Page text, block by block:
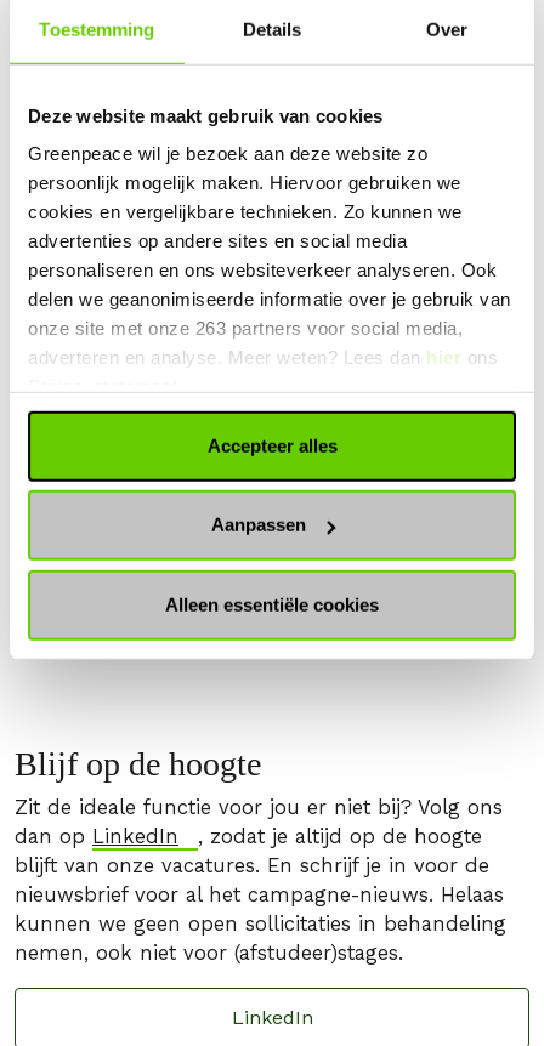
Toestemming Details Over
Deze website maakt gebruik van cookies
Greenpeace wil je bezoek aan deze website zo
persoonlijk mogelijk maken. Hiervoor gebruiken we
cookies en vergelijkbare technieken. Zo kunnen we
advertenties op andere sites en social media
personaliseren en ons websiteverkeer analyseren. Ook
delen we geanonimiseerde informatie over je gebruik van
onze site met onze 263 partners voor social media,
adverteren en analyse. Meer weten? Lees dan hier ons
Accepteer alles
Aanpassen
Alleen essentiële cookies
Doorlopende vrijwilligersfuncties
In een rubberboot over een woeste Noordzee varen
of de enorme koepel van de kerncentrale in
Borssele bedwingen? De bouwplaats van een
kolencentrale bezetten? Of liever tijdens
evenementen het publiek…
Greenpeace Nederland
23 maart 2026
Blijf op de hoogte
Zit de ideale functie voor jou er niet bij? Volg ons
dan op LinkedIn
, zodat je altijd op de hoogte
blijft van onze vacatures. En schrijf je in voor de
nieuwsbrief voor al het campagne-nieuws. Helaas
kunnen we geen open sollicitaties in behandeling
nemen, ook niet voor (afstudeer)stages.
LinkedIn